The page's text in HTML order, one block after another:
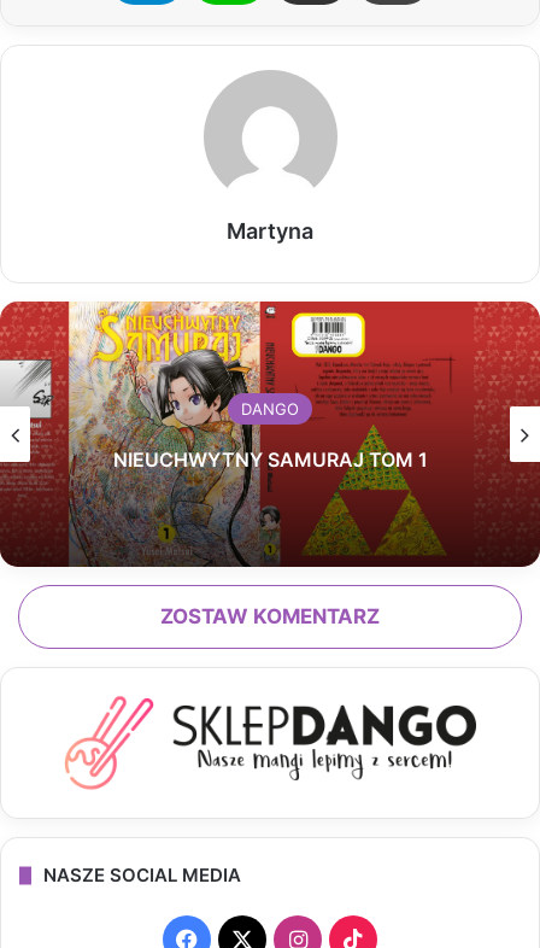
Martyna
DANGO
NIEUCHWYTNY SAMURAJ TOM 1
ZOSTAW KOMENTARZ
NASZE SOCIAL MEDIA
F
X
I
T